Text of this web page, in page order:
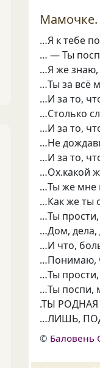
Мамочке.
…Я к тебе
… — Ты
…Я же знаю,
…Ты за всё
…И за то,
…Столько
…И за то,
…Не
…И за то,
…Ох.какой
…Ты же мне
…Как же ты
…Ты
…Дом, дела,
…И что,
…Понимаю,
…Ты прости,
…Ты поспи,
.ТЫ
…ЛИШЬ,
© Баловень